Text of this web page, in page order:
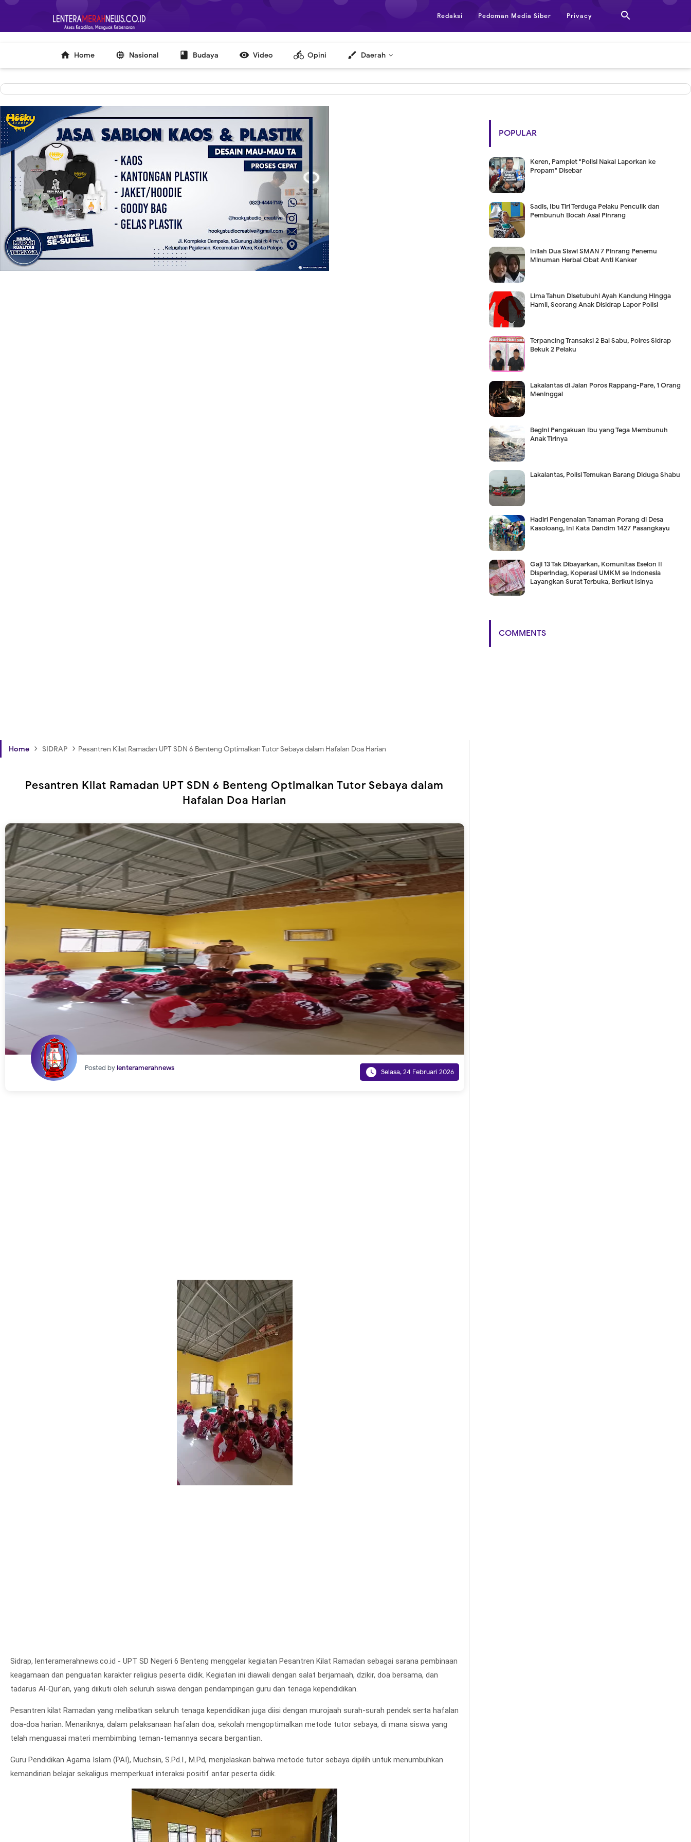
-->

Redaksi Pedoman Media Siber Privacy
 Home  Nasional  Budaya  Video directions_bike Opini brush Daerah
Home › SIDRAP › Pesantren Kilat Ramadan UPT SDN 6 Benteng Optimalkan Tutor Sebaya dalam Hafalan Doa Harian
Pesantren Kilat Ramadan UPT SDN 6 Benteng Optimalkan Tutor Sebaya dalam
Hafalan Doa Harian
Posted bylenteramerahnews  Selasa, 24 Februari 2026
Sidrap, lenteramerahnews.co.id - UPT SD Negeri 6 Benteng menggelar kegiatan Pesantren Kilat Ramadan sebagai sarana pembinaan
keagamaan dan penguatan karakter religius peserta didik. Kegiatan ini diawali dengan salat berjamaah, dzikir, doa bersama, dan
tadarus Al-Qur’an, yang diikuti oleh seluruh siswa dengan pendampingan guru dan tenaga kependidikan.
Pesantren kilat Ramadan yang melibatkan seluruh tenaga kependidikan juga diisi dengan murojaah surah-surah pendek serta hafalan
doa-doa harian. Menariknya, dalam pelaksanaan hafalan doa, sekolah mengoptimalkan metode tutor sebaya, di mana siswa yang
telah menguasai materi membimbing teman-temannya secara bergantian.
Guru Pendidikan Agama Islam (PAI), Muchsin, S.Pd.I., M.Pd, menjelaskan bahwa metode tutor sebaya dipilih untuk menumbuhkan
kemandirian belajar sekaligus memperkuat interaksi positif antar peserta didik.
POPULAR
Keren, Pamplet "Polisi Nakal Laporkan ke
Propam" Disebar
Sadis, Ibu Tiri Terduga Pelaku Penculik dan
Pembunuh Bocah Asal Pinrang
Inilah Dua Siswi SMAN 7 Pinrang Penemu
Minuman Herbal Obat Anti Kanker
Lima Tahun Disetubuhi Ayah Kandung Hingga
Hamil, Seorang Anak Disidrap Lapor Polisi
Terpancing Transaksi 2 Bal Sabu, Polres Sidrap
Bekuk 2 Pelaku
Lakalantas di Jalan Poros Rappang-Pare, 1 Orang
Meninggal
Begini Pengakuan Ibu yang Tega Membunuh
Anak Tirinya
Lakalantas, Polisi Temukan Barang Diduga Shabu
Hadiri Pengenalan Tanaman Porang di Desa
Kasoloang, Ini Kata Dandim 1427 Pasangkayu
Gaji 13 Tak Dibayarkan, Komunitas Eselon II
Disperindag, Koperasi UMKM se Indonesia
Layangkan Surat Terbuka, Berikut Isinya
COMMENTS